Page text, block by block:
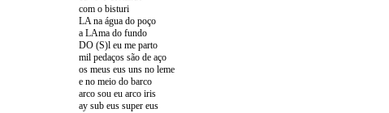
com o bisturi
LA na água do poço
a LAma do fundo
DO (S)l eu me parto
mil pedaços são de aço
os meus eus uns no leme
e no meio do barco
arco sou eu arco iris
ay sub eus super eus